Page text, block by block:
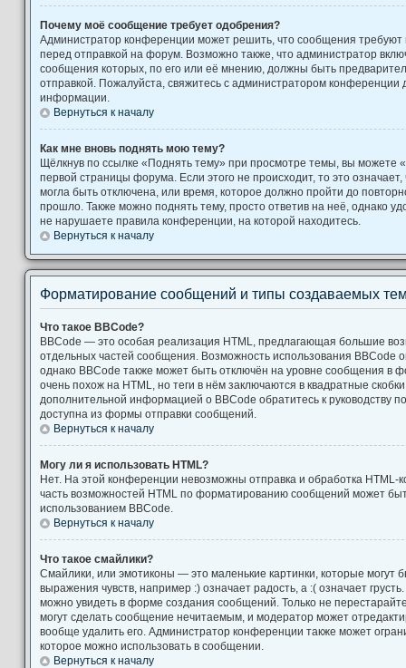
Почему моё сообщение требует одобрения?
Администратор конференции может решить, что сообщения требуют
перед отправкой на форум. Возможно также, что администратор
сообщения которых, по его или её мнению, должны быть
отправкой. Пожалуйста, свяжитесь с администратором конференции
информации.
Вернуться к началу
Как мне вновь поднять мою тему?
Щёлкнув по ссылке «Поднять тему» при просмотре темы, вы можете
первой страницы форума. Если этого не происходит, то это
могла быть отключена, или время, которое должно пройти до
прошло. Также можно поднять тему, просто ответив на неё, однако
не нарушаете правила конференции, на которой находитесь.
Вернуться к началу
Форматирование сообщений и типы создаваемых
Что такое BBCode?
BBCode — это особая реализация HTML, предлагающая большие
отдельных частей сообщения. Возможность использования BBCode
однако BBCode также может быть отключён на уровне сообщения в
очень похож на HTML, но теги в нём заключаются в квадратные
дополнительной информацией о BBCode обратитесь к руководству
доступна из формы отправки сообщений.
Вернуться к началу
Могу ли я использовать HTML?
Нет. На этой конференции невозможны отправка и обработка
часть возможностей HTML по форматированию сообщений может
использованием BBCode.
Вернуться к началу
Что такое смайлики?
Смайлики, или эмотиконы — это маленькие картинки, которые могут
выражения чувств, например :) означает радость, а :( означает
можно увидеть в форме создания сообщений. Только не
могут сделать сообщение нечитаемым, и модератор может
вообще удалить его. Администратор конференции также может
которое можно использовать в сообщении.
Вернуться к началу